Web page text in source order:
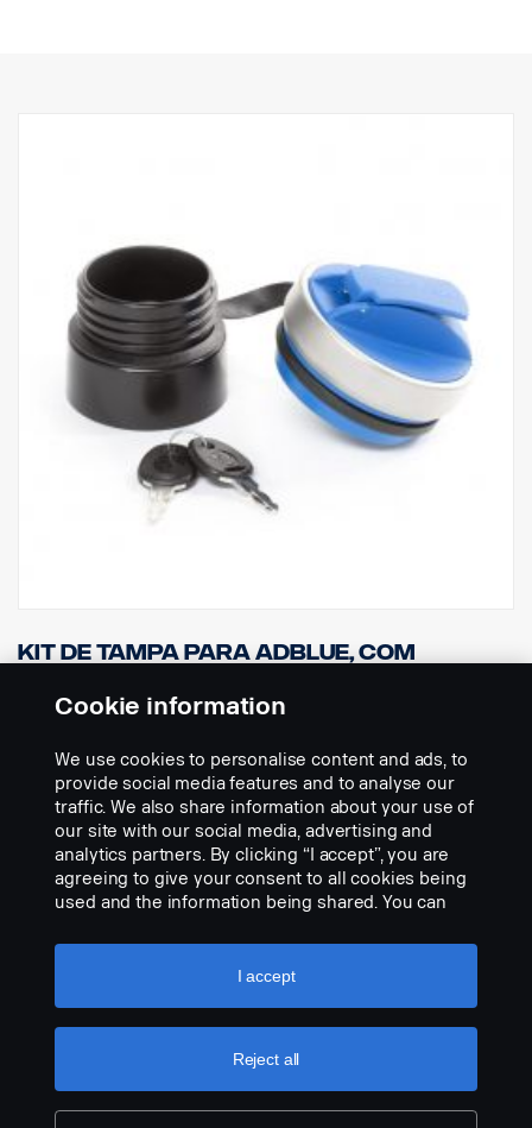
Kit de tampa para AdBlue, com
litros
Part Description:
Tampa de abastecimento Scania para tanques de Adblue de 50 e
75 litros. O kit inclui tampa de abastecimento com fechadura,
adaptador, junta e parafusos.
Cookie information
We use cookies to personalise content and ads, to
provide social media features and to analyse our
traffic. We also share information about your use of
our site with our social media, advertising and
analytics partners. By clicking “I accept”, you are
agreeing to give your consent to all cookies being
used and the information being shared. You can
settings” and selecting the categories you’d like to
accept. For a more detailed explanation of how we
Reject all
I accept